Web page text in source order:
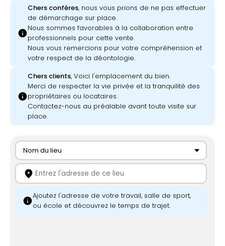
info
Chers confères, nous vous prions de ne pas effectuer
de démarchage sur place.
Nous sommes favorables à la collaboration entre
professionnels pour cette vente.
Nous vous remercions pour votre compréhension et
votre respect de la déontologie.
info
Chers clients, Voici l'emplacement du bien.
Merci de respecter la vie privée et la tranquilité des
propriétaires ou locataires.
Contactez-nous au préalable avant toute visite sur
place.
Nom du lieu
location_on
infoAjoutez l'adresse de votre travail, salle de sport,
ou école et découvrez le temps de trajet.